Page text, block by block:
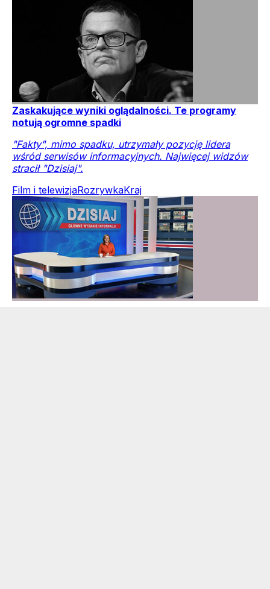
Zaskakujące wyniki oglądalności. Te programy
notują ogromne spadki
"Fakty", mimo spadku, utrzymały pozycję lidera
wśród serwisów informacyjnych. Najwięcej widzów
stracił "Dzisiaj".
Film i telewizjaRozrywkaKraj